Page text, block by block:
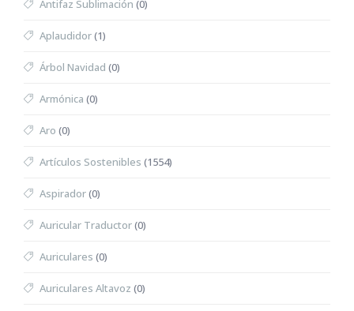
Antifaz Sublimación (0)
Aplaudidor(1)
Árbol Navidad (0)
Armónica (0)
Aro (0)
Artículos Sostenibles (1554)
Aspirador(0)
Auricular Traductor(0)
Auriculares (0)
Auriculares Altavoz (0)